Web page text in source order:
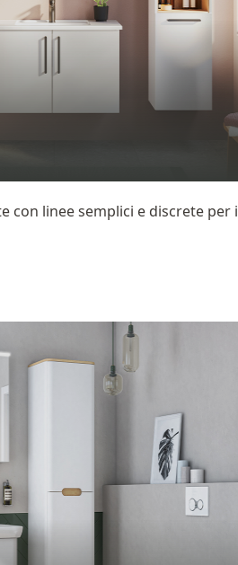
con linee semplici e discrete per i